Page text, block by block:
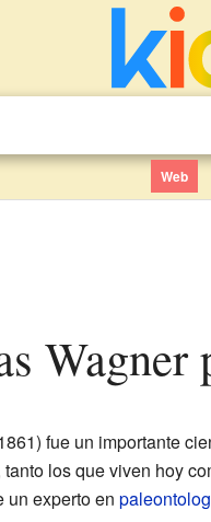
Web
Wagner
fue un importante
los que viven hoy
un experto en